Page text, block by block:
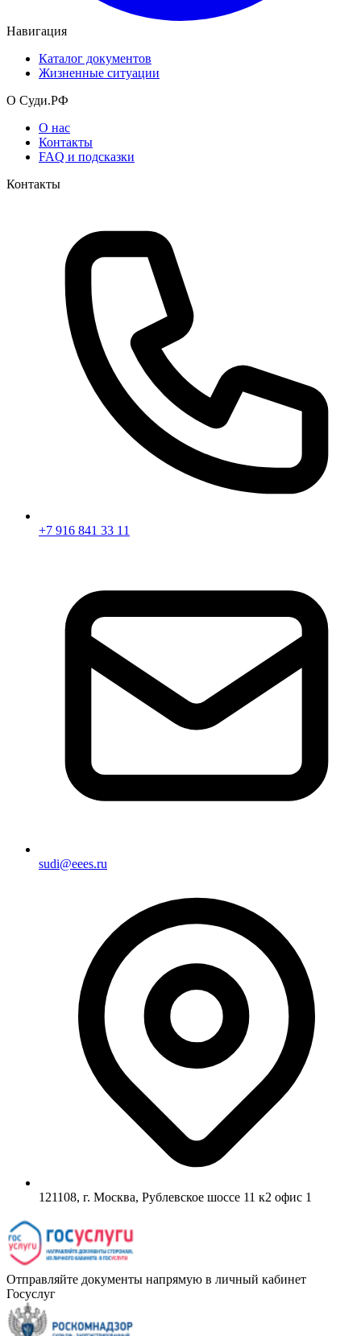
Навигация
Каталог документов
Жизненные ситуации
О Суди.РФ
О нас
Контакты
FAQ и подсказки
Контакты
+7 916 841 33 11
sudi@eees.ru
121108, г. Москва, Рублевское шоссе 11 к2 офис 1
Отправляйте документы напрямую в личный кабинет
Госуслуг